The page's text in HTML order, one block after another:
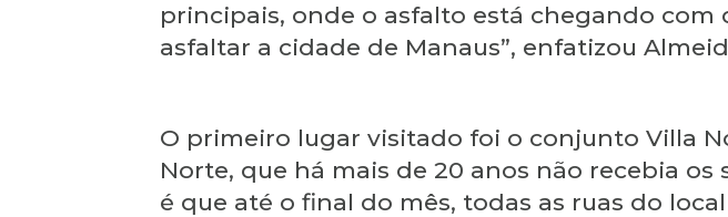
principais, onde o asfalto está chegando
asfaltar a cidade de Manaus”, enfatizou
O primeiro lugar visitado foi o conjunto Villa
Norte, que há mais de 20 anos não recebia
é que até o final do mês, todas as ruas do